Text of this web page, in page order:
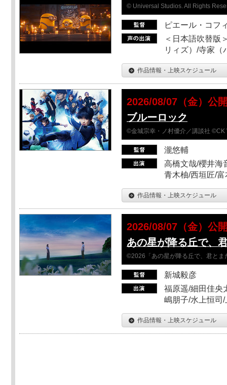
© Universal Studios. All Rights
ピエール・コフ
＜日本語吹替版
リィズ）/寺家（
作品情報・上映スケジュール
2026/08/07（金）公
ブルーロック
©金城宗幸・ノ村優介／講談社 ©CK
瀧悠輔
高橋文哉/櫻井海
青木柚/西垣匠/
作品情報・上映スケジュール
2026/08/07（金）公
あの星が降る丘で、
©2026「あの星が降る丘で、君とま
新城毅彦
福原遥/細田佳央
嶋朋子/水上恒司
作品情報・上映スケジュール